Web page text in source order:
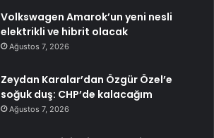
Volkswagen Amarok’un yeni nesli
elektrikli ve hibrit olacak
Ağustos 7, 2026
Zeydan Karalar’dan Özgür Özel’e
soğuk duş: CHP’de kalacağım
Ağustos 7, 2026